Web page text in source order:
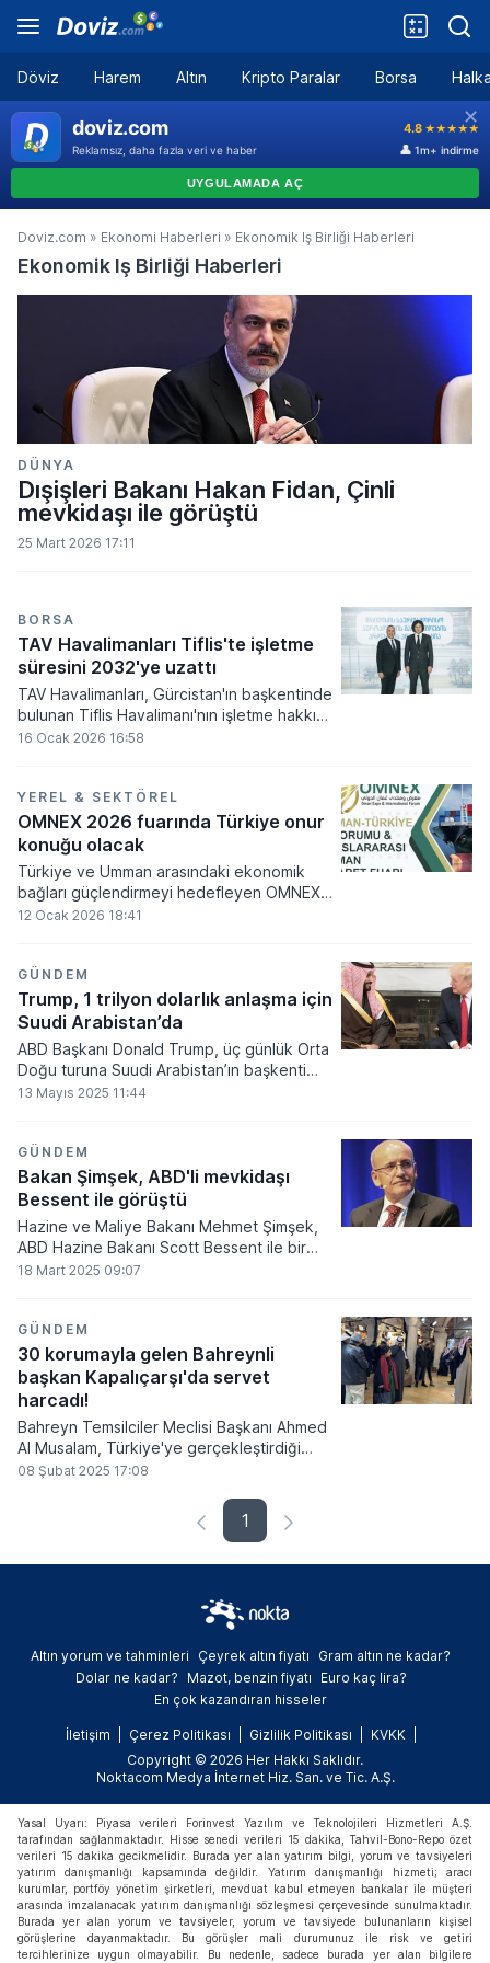
Döviz Harem Altın Kripto Paralar Borsa
Doviz.com » Ekonomi Haberleri » Ekonomik Iş Birliği Haberleri
Ekonomik Iş Birliği Haberleri
DÜNYA
Dışişleri Bakanı Hakan Fidan, Çinli
mevkidaşı ile görüştü
25 Mart 2026 17:11
BORSA
TAV Havalimanları Tiflis'te işletme
süresini 2032'ye uzattı
TAV Havalimanları, Gürcistan'ın başkentinde
bulunan Tiflis Havalimanı'nın işletme hakkını
31 Aralık 2031 tarihine kadar uzatmak
16 Ocak 2026 16:58
YEREL & SEKTÖREL
OMNEX 2026 fuarında Türkiye onur
konuğu olacak
Türkiye ve Umman arasındaki ekonomik
bağları güçlendirmeyi hedefleyen OMNEX
2026 İş Forumu ve Uluslararası Ticaret
12 Ocak 2026 18:41
GÜNDEM
Trump, 1 trilyon dolarlık anlaşma için
Suudi Arabistan’da
ABD Başkanı Donald Trump, üç günlük Orta
Doğu turuna Suudi Arabistan’ın başkenti
Riyad’da başladı. Ziyaretin ana gündeminin
13 Mayıs 2025 11:44
GÜNDEM
Bakan Şimşek, ABD'li mevkidaşı
Bessent ile görüştü
Hazine ve Maliye Bakanı Mehmet Şimşek,
ABD Hazine Bakanı Scott Bessent ile bir
telefon görüşmesi gerçekleştirdi.
18 Mart 2025 09:07
GÜNDEM
30 korumayla gelen Bahreynli
başkan Kapalıçarşı'da servet
harcadı!
Bahreyn Temsilciler Meclisi Başkanı Ahmed
Al Musalam, Türkiye'ye gerçekleştirdiği
resmi ziyaret kapsamında İstanbul'da
milyonluk alışveriş yaptı. Yaklaşık 30-40
kişilik koruma ekibiyle Kapalıçarşı’ya gelen
08 Şubat 2025 17:08
1
Altın yorum ve tahminleri Çeyrek altın fiyatı
Gram altın ne kadar?
Dolar ne kadar?
Mazot, benzin fiyatı
Euro kaç lira?
En çok kazandıran hisseler
İletişim Çerez Politikası Gizlilik Politikası
KVKK
Copyright © 2026 Her Hakkı Saklıdır.
Noktacom Medya İnternet Hiz. San. ve Tic. A.Ş.
Yasal Uyarı: Piyasa verileri Forinvest Yazılım ve Teknolojileri Hizmetleri A.Ş.
tarafından sağlanmaktadır. Hisse senedi verileri 15 dakika, Tahvil-Bono-Repo özet
verileri 15 dakika gecikmelidir. Burada yer alan yatırım bilgi, yorum ve tavsiyeleri
yatırım danışmanlığı kapsamında değildir. Yatırım danışmanlığı hizmeti; aracı
kurumlar, portföy yönetim şirketleri, mevduat kabul etmeyen bankalar ile müşteri
arasında imzalanacak yatırım danışmanlığı sözleşmesi çerçevesinde sunulmaktadır.
Burada yer alan yorum ve tavsiyeler, yorum ve tavsiyede bulunanların kişisel
görüşlerine dayanmaktadır. Bu görüşler mali durumunuz ile risk ve getiri
tercihlerinize uygun olmayabilir. Bu nedenle, sadece burada yer alan bilgilere